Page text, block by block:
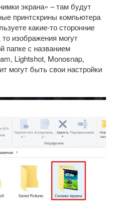
экрана» – там будут
принтскрины компьютера
какие-то сторонние
изображения могут
папке с названием
Lightshot, Monosnap,
могут быть свои настройки